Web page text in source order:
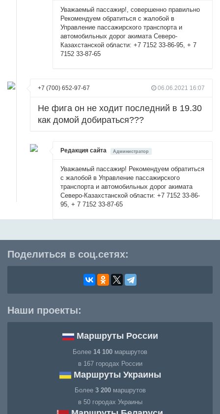
Уважаемый пассажир!, совершенно правильно
Рекомендуем обратиться с жалобой в
Управление пассажирского транспорта и
автомобильных дорог акимата Северо-
Казахстанской области: +7 7152 33-86-95, + 7
7152 33-87-65
+7 (700) 652-97-67 06.06.2021 16:07
Не фига он не ходит последний в 19.30
как домой добираться???
Редакция сайта Администратор
Уважаемый пассажир! Рекомендуем обратиться
с жалобой в Управление пассажирского
транспорта и автомобильных дорог акимата
Северо-Казахстанской области: +7 7152 33-86-
95, + 7 7152 33-87-65
Поделиться в соц.сетях:
Наши проекты:
Маршруты России
Более 14 100 маршрутов
в 167 городах России
Маршруты Украины
Более 3 200маршрутов
в 50 городах Украины